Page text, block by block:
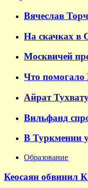
Вячеслав
На скачках в
Москвичей
Что
Айрат
Вильфанд
В Туркмении
Образование
Кеосаян обвинил